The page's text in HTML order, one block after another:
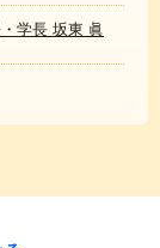
学長 坂東 眞